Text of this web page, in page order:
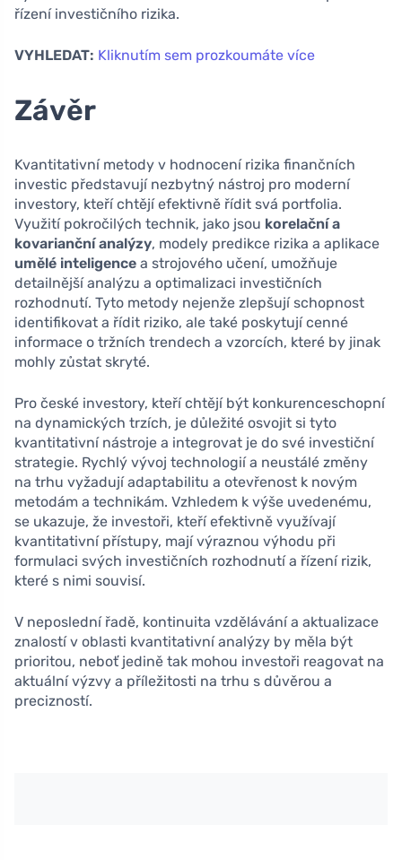
řízení investičního rizika.
VYHLEDAT: Kliknutím sem prozkoumáte více
Závěr
Kvantitativní metody v hodnocení rizika finančních
investic představují nezbytný nástroj pro moderní
investory, kteří chtějí efektivně řídit svá portfolia.
Využití pokročilých technik, jako jsou korelační a
kovarianční analýzy, modely predikce rizika a aplikace
umělé inteligence a strojového učení, umožňuje
detailnější analýzu a optimalizaci investičních
rozhodnutí. Tyto metody nejenže zlepšují schopnost
identifikovat a řídit riziko, ale také poskytují cenné
informace o tržních trendech a vzorcích, které by jinak
mohly zůstat skryté.
Pro české investory, kteří chtějí být konkurenceschopní
na dynamických trzích, je důležité osvojit si tyto
kvantitativní nástroje a integrovat je do své investiční
strategie. Rychlý vývoj technologií a neustálé změny
na trhu vyžadují adaptabilitu a otevřenost k novým
metodám a technikám. Vzhledem k výše uvedenému,
se ukazuje, že investoři, kteří efektivně využívají
kvantitativní přístupy, mají výraznou výhodu při
formulaci svých investičních rozhodnutí a řízení rizik,
které s nimi souvisí.
V neposlední řadě, kontinuita vzdělávání a aktualizace
znalostí v oblasti kvantitativní analýzy by měla být
prioritou, neboť jedině tak mohou investoři reagovat na
aktuální výzvy a příležitosti na trhu s důvěrou a
precizností.